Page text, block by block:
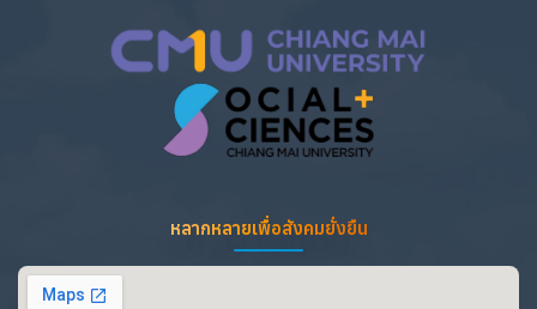
หลากหลายเพื่อสังคมยั่งยืน